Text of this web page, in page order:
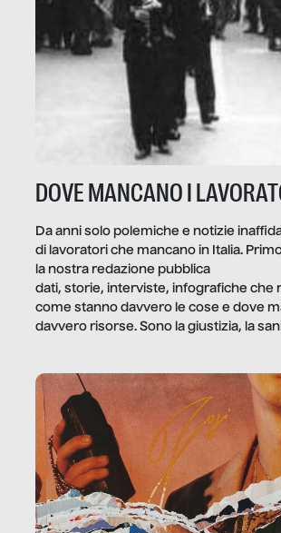
DOVE MANCANO I
Da anni solo polemiche e notizie
di lavoratori che mancano in Italia.
la nostra redazione pubblica
dati, storie, interviste, infografiche che
come stanno davvero le cose e dove
davvero risorse. Sono la giustizia, la